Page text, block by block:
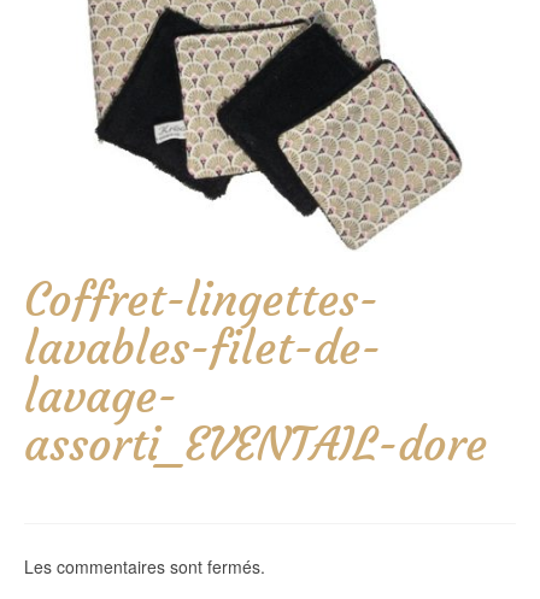
Coffret-lingettes-
lavables-filet-de-
lavage-
assorti_EVENTAIL-dore
Les commentaires sont fermés.